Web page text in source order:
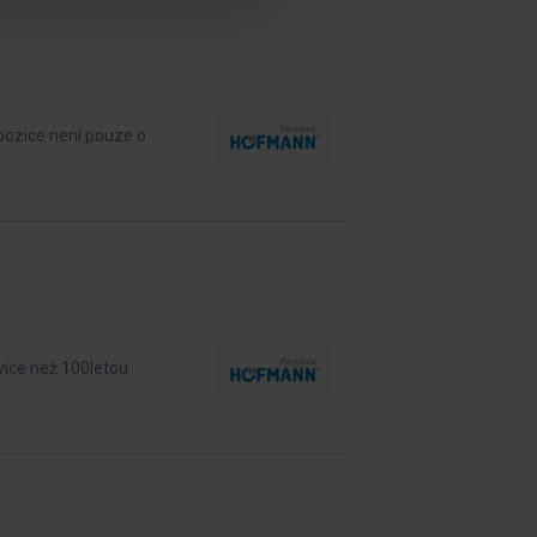
není pouze o
než 100letou